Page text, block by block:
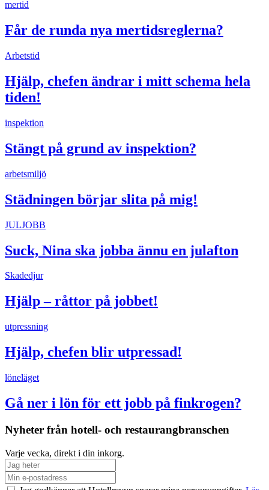
mertid
Får de runda nya mertidsreglerna?
Arbetstid
Hjälp, chefen ändrar i mitt schema hela
tiden!
inspektion
Stängt på grund av inspektion?
arbetsmiljö
Städningen börjar slita på mig!
JULJOBB
Suck, Nina ska jobba ännu en julafton
Skadedjur
Hjälp – råttor på jobbet!
utpressning
Hjälp, chefen blir utpressad!
löneläget
Gå ner i lön för ett jobb på finkrogen?
Nyheter från hotell- och restaurangbranschen
Varje vecka, direkt i din inkorg.